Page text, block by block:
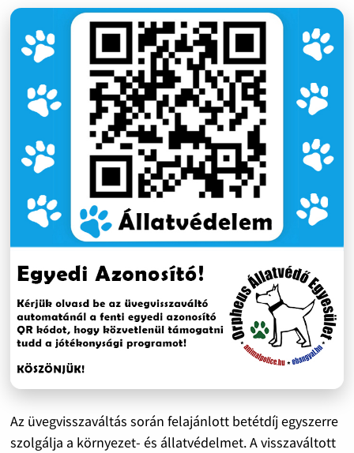
Az üvegvisszaváltás során felajánlott betétdíj egyszerre
szolgálja a környezet- és állatvédelmet. A visszaváltott